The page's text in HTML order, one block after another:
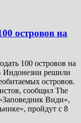
островов на
100 островов на
Индонезии решили
островов.
сообщил The
Види»,
пройдут с 8